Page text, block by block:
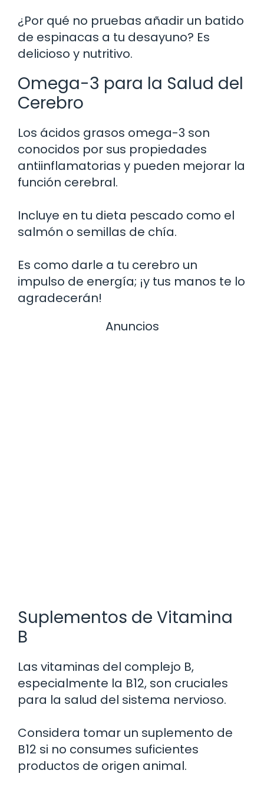
¿Por qué no pruebas añadir un batido
de espinacas a tu desayuno? Es
delicioso y nutritivo.
Omega-3 para la Salud del
Cerebro
Los ácidos grasos omega-3 son
conocidos por sus propiedades
antiinflamatorias y pueden mejorar la
función cerebral.
Incluye en tu dieta pescado como el
salmón o semillas de chía.
Es como darle a tu cerebro un
impulso de energía; ¡y tus manos te lo
agradecerán!
Anuncios
Suplementos de Vitamina
B
Las vitaminas del complejo B,
especialmente la B12, son cruciales
para la salud del sistema nervioso.
Considera tomar un suplemento de
B12 si no consumes suficientes
productos de origen animal.